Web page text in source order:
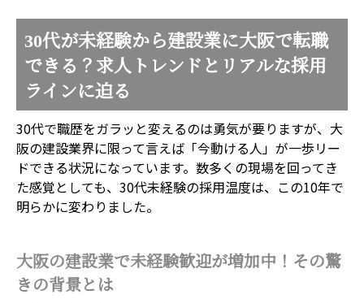
30代が未経験から建設業に大阪で転職
できる？求人トレンドとリアルな採用
ラインに迫る
30代で職歴をガラッと変えるのは勇気が要りますが、大
阪の建設業界に限って言えば「今動ける人」が一歩リー
ドできる状況になっています。数多くの現場を回ってき
た感覚としても、30代未経験の採用温度は、この10年で
明らかに変わりました。
大阪の建設業で未経験歓迎が増加中！その驚
きの背景とは